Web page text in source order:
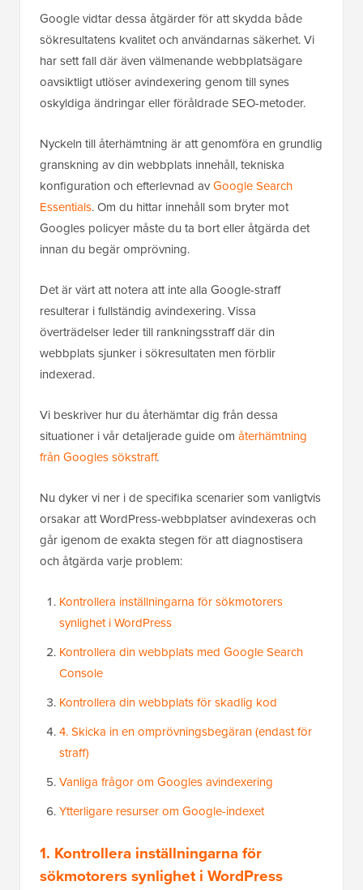
Google vidtar dessa åtgärder för att skydda både
sökresultatens kvalitet och användarnas säkerhet. Vi
har sett fall där även välmenande webbplatsägare
oavsiktligt utlöser avindexering genom till synes
oskyldiga ändringar eller föråldrade SEO-metoder.
Nyckeln till återhämtning är att genomföra en grundlig
granskning av din webbplats innehåll, tekniska
konfiguration och efterlevnad avGoogle Search
Essentials. Om du hittar innehåll som bryter mot
Googles policyer måste du ta bort eller åtgärda det
innan du begär omprövning.
Det är värt att notera att inte alla Google-straff
resulterar i fullständig avindexering. Vissa
överträdelser leder till rankningsstraff där din
webbplats sjunker i sökresultaten men förblir
indexerad.
Vi beskriver hur du återhämtar dig från dessa
situationer i vår detaljerade guide om återhämtning
från Googles sökstraff.
Nu dyker vi ner i de specifika scenarier som vanligtvis
orsakar att WordPress-webbplatser avindexeras och
går igenom de exakta stegen för att diagnostisera
och åtgärda varje problem:
Kontrollera inställningarna för sökmotorers
synlighet i WordPress
Kontrollera din webbplats med Google Search
Console
Kontrollera din webbplats för skadlig kod
4. Skicka in en omprövningsbegäran (endast för
straff)
Vanliga frågor om Googles avindexering
Ytterligare resurser om Google-indexet
1. Kontrollera inställningarna för
sökmotorers synlighet i WordPress